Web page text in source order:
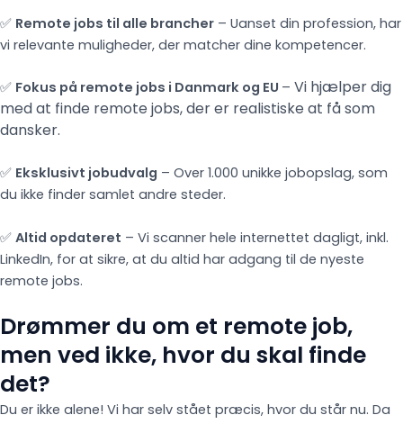
✅ Remote jobs til alle brancher – Uanset din profession, har
vi relevante muligheder, der matcher dine kompetencer.
✅ Fokus på remote jobs i Danmark og EU – Vi hjælper dig
med at finde remote jobs, der er realistiske at få som
dansker.
✅ Eksklusivt jobudvalg – Over 1.000 unikke jobopslag, som
du ikke finder samlet andre steder.
✅ Altid opdateret – Vi scanner hele internettet dagligt, inkl.
LinkedIn, for at sikre, at du altid har adgang til de nyeste
remote jobs.
Drømmer du om et remote job,
men ved ikke, hvor du skal finde
det?
Du er ikke alene! Vi har selv stået præcis, hvor du står nu. Da